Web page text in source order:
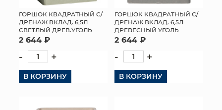
ГОРШОК КВАДРАТНЫЙ С/
ДРЕНАЖ ВКЛАД. 6,5Л
СВЕТЛЫЙ ДРЕВ.УГОЛЬ
2 644 ₽
- +
В КОРЗИНУ
ГОРШОК КВАДРАТНЫЙ С/
ДРЕНАЖ ВКЛАД. 6,5Л
ДРЕВЕСНЫЙ УГОЛЬ
2 644 ₽
- +
В КОРЗИНУ